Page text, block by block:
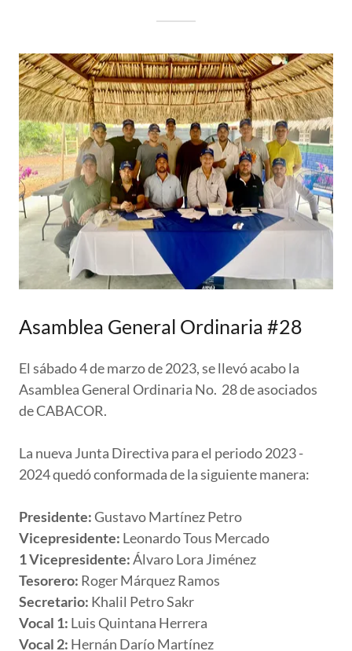
Asamblea General Ordinaria #28
El sábado 4 de marzo de 2023, se llevó acabo la
Asamblea General Ordinaria No. 28 de asociados
de CABACOR.
La nueva Junta Directiva para el periodo 2023 -
2024 quedó conformada de la siguiente manera:
Presidente:Gustavo Martínez Petro
Vicepresidente: Leonardo Tous Mercado
1 Vicepresidente:Álvaro Lora Jiménez
Tesorero: Roger Márquez Ramos
Secretario: Khalil Petro Sakr
Vocal 1: Luis Quintana Herrera
Vocal 2: Hernán Darío Martínez